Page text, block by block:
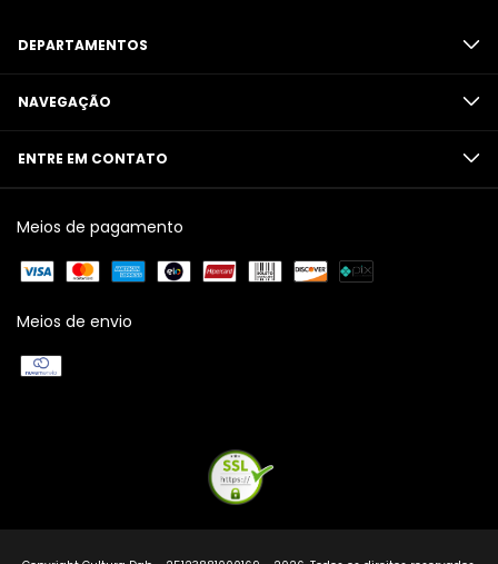
DEPARTAMENTOS
NAVEGAÇÃO
ENTRE EM CONTATO
Meios de pagamento
Meios de envio